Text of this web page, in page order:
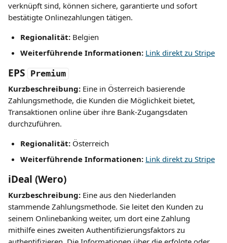
verknüpft sind, können sichere, garantierte und sofort
bestätigte Onlinezahlungen tätigen.
Regionalität: Belgien
Weiterführende Informationen: Link direkt zu Stripe
EPS Premium
Kurzbeschreibung: Eine in Österreich basierende
Zahlungsmethode, die Kunden die Möglichkeit bietet,
Transaktionen online über ihre Bank-Zugangsdaten
durchzuführen.
Regionalität: Österreich
Weiterführende Informationen: Link direkt zu Stripe
iDeal (Wero)
Kurzbeschreibung: Eine aus den Niederlanden
stammende Zahlungsmethode. Sie leitet den Kunden zu
seinem Onlinebanking weiter, um dort eine Zahlung
mithilfe eines zweiten Authentifizierungsfaktors zu